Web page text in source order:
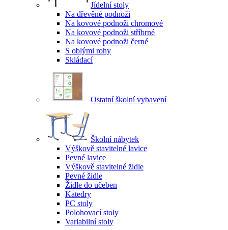
Jídelní stoly
Na dřevěné podnoži
Na kovové podnoži chromové
Na kovové podnoži stříbrné
Na kovové podnoži černé
S oblými rohy
Skládací
Ostatní školní vybavení
Školní nábytek
Výškově stavitelné lavice
Pevné lavice
Výškově stavitelné židle
Pevné židle
Židle do učeben
Katedry
PC stoly
Polohovací stoly
Variabilní stoly